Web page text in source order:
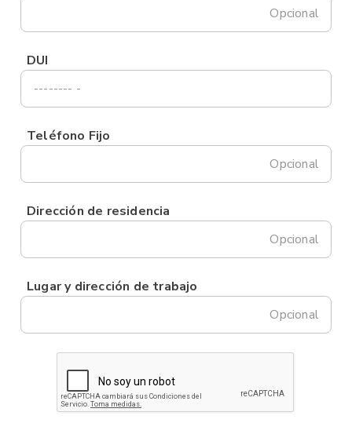
Opcional
DUI
Teléfono Fijo
Opcional
Dirección de residencia
Opcional
Lugar y dirección de trabajo
Opcional